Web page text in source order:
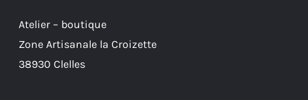
Atelier – boutique
Zone Artisanale la Croizette
38930 Clelles